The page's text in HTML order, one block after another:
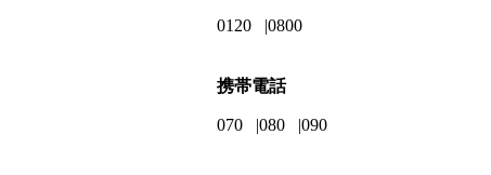
0120 0800
携帯電話
070 080 090